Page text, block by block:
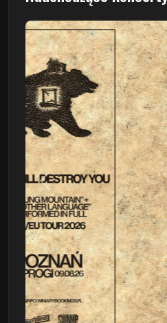
Poprzedni
This Will Destroy You
09.08 - Poznań, Klub 2progi